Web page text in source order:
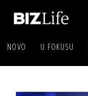
NOVO U FOKUSU